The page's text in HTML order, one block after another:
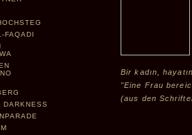
FAQADI
DARKNESS
Bir kadın,
"Eine Frau
(aus den